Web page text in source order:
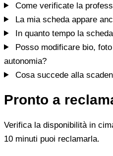
Come verificate la
La mia scheda appare
In quanto tempo la
Posso modificare bio,
autonomia?
Cosa succede alla
Pronto a
Verifica la disponibilità in
10 minuti puoi reclamarla.